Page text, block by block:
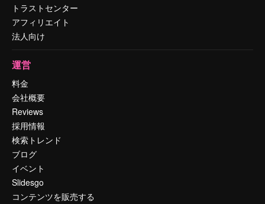
トラストセンター
アフィリエイト
法人向け
運営
料金
会社概要
Reviews
採用情報
検索トレンド
ブログ
イベント
Slidesgo
コンテンツを販売する